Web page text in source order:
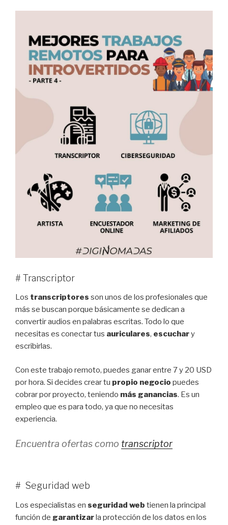
# Transcriptor
Los transcriptores son unos de los profesionales que
más se buscan porque básicamente se dedican a
convertir audios en palabras escritas. Todo lo que
necesitas es conectar tus auriculares, escuchary
escribirlas.
Con este trabajo remoto, puedes ganar entre 7 y 20 USD
por hora. Si decides crear tu propio negocio puedes
cobrar por proyecto, teniendo más ganancias. Es un
empleo que es para todo, ya que no necesitas
experiencia.
Encuentra ofertas como transcriptor
# Seguridad web
Los especialistas en seguridad web tienen la principal
función de garantizarla protección de los datos en los